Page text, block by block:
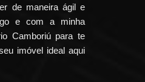
de maneira ágil e
e com a minha
Camboriú para te
imóvel ideal aqui